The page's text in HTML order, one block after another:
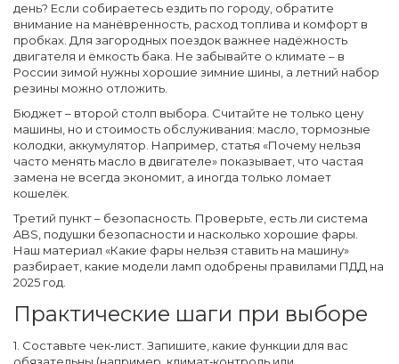
день? Если собираетесь ездить по городу, обратите
внимание на манёвренность, расход топлива и комфорт в
пробках. Для загородных поездок важнее надёжность
двигателя и ёмкость бака. Не забывайте о климате – в
России зимой нужны хорошие зимние шины, а летний набор
резины можно отложить.
Бюджет – второй столп выбора. Считайте не только цену
машины, но и стоимость обслуживания: масло, тормозные
колодки, аккумулятор. Например, статья «Почему нельзя
часто менять масло в двигателе» показывает, что частая
замена не всегда экономит, а иногда только ломает
кошелёк.
Третий пункт – безопасность. Проверьте, есть ли система
ABS, подушки безопасности и насколько хорошие фары.
Наш материал «Какие фары нельзя ставить на машину»
разбирает, какие модели ламп одобрены правилами ПДД на
2025 год.
Практические шаги при выборе
1. Составьте чек‑лист. Запишите, какие функции для вас